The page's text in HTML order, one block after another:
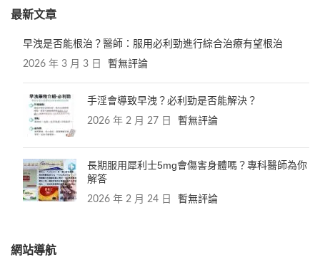
最新文章
早洩是否能根治？醫師：服用必利勁進行綜合治療有望根治
2026 年 3 月 3 日 暫無評論
手淫會導致早洩？必利勁是否能解決？
2026 年 2 月 27 日 暫無評論
長期服用犀利士5mg會傷害身體嗎？專科醫師為你
解答
2026 年 2 月 24 日 暫無評論
網站導航